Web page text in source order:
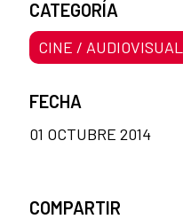
CATEGORÍA
CINE / AUDIOVISUAL
FECHA
01 OCTUBRE 2014
COMPARTIR